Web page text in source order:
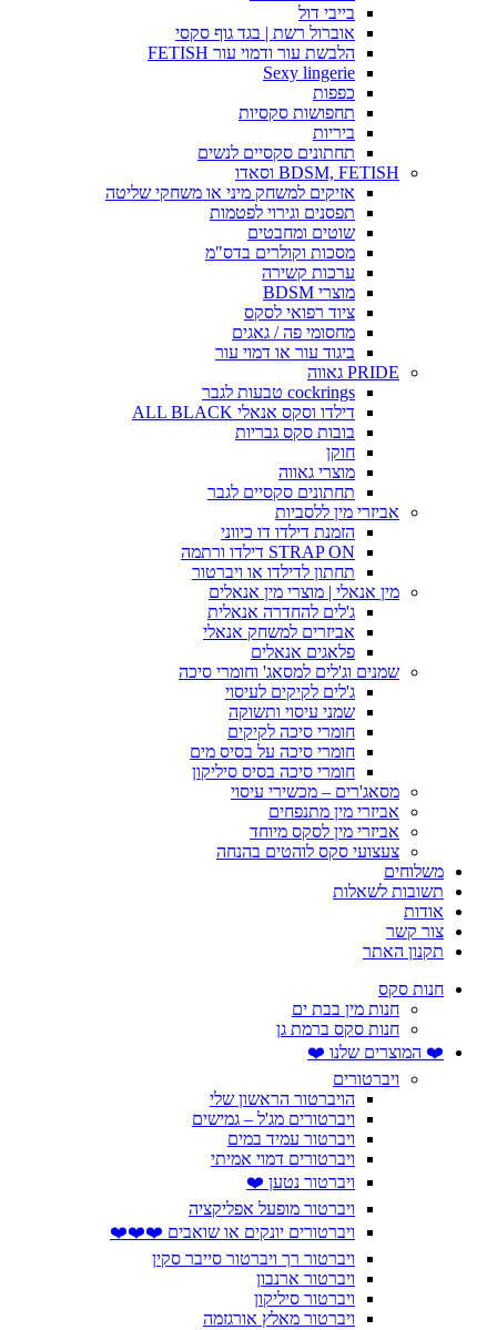
בייבי דול
אוברול רשת | בגד גוף סקסי
הלבשת עור ודמוי עור FETISH
Sexy lingerie
כפפות
תחפושות סקסיות
ביריות
תחתונים סקסיים לנשים
BDSM, FETISH וסאדו
אזיקים למשחק מיני או משחקי שליטה
תפסנים וגירוי לפטמות
שוטים ומחבטים
מסכות וקולרים בדס"מ
ערכות קשירה
מוצרי BDSM
ציוד רפואי לסקס
מחסומי פה / גאגים
ביגוד עור או דמוי עור
PRIDE גאווה
cockrings טבעות לגבר
דילדו וסקס אנאלי ALL BLACK
בובות סקס גבריות
חוקן
מוצרי גאווה
תחתונים סקסיים לגבר
אביזרי מין ללסביות
הזמנת דילדו דו כיווני
STRAP ON דילדו ורתמה
תחתון לדילדו או ויברטור
מין אנאלי | מוצרי מין אנאלים
ג'לים להחדרה אנאלית
אביזרים למשחק אנאלי
פלאגים אנאלים
שמנים וג'לים למסאג' וחומרי סיכה
ג'לים לקיקים לעיסוי
שמני עיסוי ותשוקה
חומרי סיכה לקיקים
חומרי סיכה על בסיס מים
חומרי סיכה בסיס סיליקון
מסאג'רים – מכשירי עיסוי
אביזרי מין מתנפחים
אביזרי מין לסקס מיוחד
צעצועי סקס לוהטים בהנחה
משלוחים
תשובות לשאלות
אודות
צור קשר
תקנון האתר
חנות סקס
חנות מין בבת ים
חנות סקס ברמת גן
❤️ המוצרים שלנו ❤️
ויברטורים
הויברטור הראשון שלי
ויברטורים מג'ל – גמישים
ויברטור עמיד במים
ויברטורים דמוי אמיתי
ויברטור נטען ❤️
ויברטור מופעל אפליקציה
ויברטורים יונקים או שואבים ❤️❤️❤️
ויברטור רך ויברטור סייבר סקין
ויברטור ארנבון
ויברטור סיליקון
ויברטור מאלץ אורגזמה